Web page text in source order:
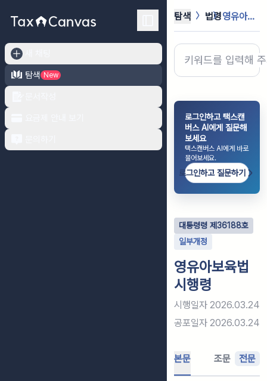
탐색
New
탐색 법령 영유아보육법 시행령
로그인하고 택스캔
버스 AI에게 질문해
보세요
택스캔버스 AI에게 바로
물어보세요.
로그인하고 질문하기
대통령령 제 36188호
일부개정
영유아보육법
시행령
시행일자 2026.03.24
공포일자 2026.03.24
본문 조문 전문